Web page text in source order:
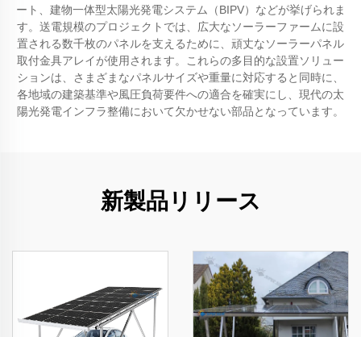
ート、建物一体型太陽光発電システム（BIPV）などが挙げられま
す。送電規模のプロジェクトでは、広大なソーラーファームに設
置される数千枚のパネルを支えるために、頑丈なソーラーパネル
取付金具アレイが使用されます。これらの多目的な設置ソリュー
ションは、さまざまなパネルサイズや重量に対応すると同時に、
各地域の建築基準や風圧負荷要件への適合を確実にし、現代の太
陽光発電インフラ整備において欠かせない部品となっています。
新製品リリース